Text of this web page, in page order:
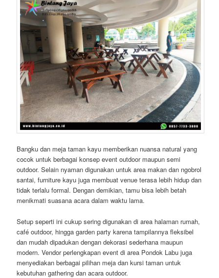
Bangku dan meja taman kayu memberikan nuansa natural yang
cocok untuk berbagai konsep event outdoor maupun semi
outdoor. Selain nyaman digunakan untuk area makan dan ngobrol
santai, furniture kayu juga membuat venue terasa lebih hidup dan
tidak terlalu formal. Dengan demikian, tamu bisa lebih betah
menikmati suasana acara dalam waktu lama.
Setup seperti ini cukup sering digunakan di area halaman rumah,
café outdoor, hingga garden party karena tampilannya fleksibel
dan mudah dipadukan dengan dekorasi sederhana maupun
modern. Vendor perlengkapan event di area Pondok Labu juga
menyediakan berbagai pilihan meja dan kursi taman untuk
kebutuhan gathering dan acara outdoor.